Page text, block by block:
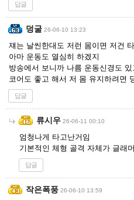
답글
덩굴 26-06-10 13:23
쟤는 날씬한대도 저런 몸이면 저건
아마 운동도 열심히 하겠지
방송에서 보니까 나름 운동신경도 있
코어도 좋고 해서 저 몸 유지하려면
답글
류시우 26-06-11 00:10
엄청나게 타고난거임
기본적인 체형 골격 자체가 글래
답글
작은폭풍 26-06-10 13:59